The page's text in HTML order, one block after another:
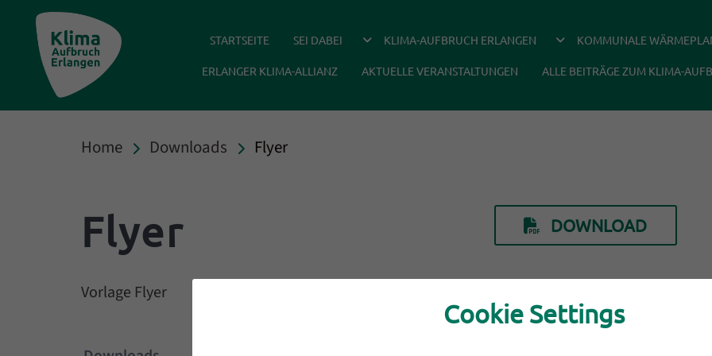
STARTSEITE SEI DABEI DROPDOWN ÖFFNEN
KLIMA-AUFBRUCH ERLANGEN DROPDOWN ÖFFNEN
KOMMUNALE
ERLANGER KLIMA-ALLIANZ AKTUELLE VERANSTALTUNGEN ALLE BEITRÄGE ZUM KLIMA-
Home Downloads Flyer
Flyer DOWNLOAD
Vorlage Flyer
Cookie Settings